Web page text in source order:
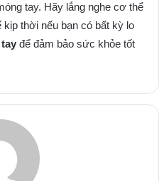
tay. Hãy lắng nghe cơ thể
thời nếu bạn có bất kỳ lo
để đảm bảo sức khỏe tốt